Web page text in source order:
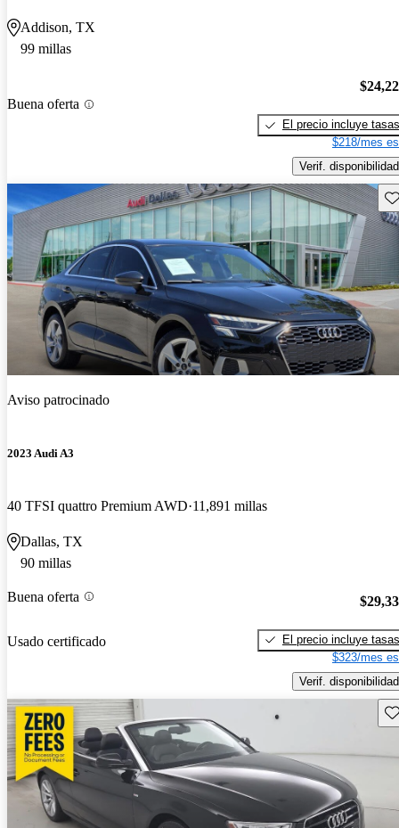
Addison, TX
99 millas
Buena oferta
El precio incluye tasas
$218/mes
Verif. disponibilidad
Aviso patrocinado
2023 Audi A3
40 TFSI quattro Premium AWD 11,891 millas
Dallas, TX
90 millas
Buena oferta
Usado certificado
El precio incluye tasas
$323/mes
Verif. disponibilidad